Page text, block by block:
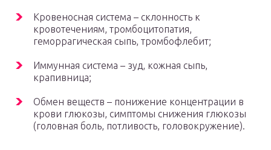
Кровеносная система – склонность к
кровотечениям, тромбоцитопатия,
геморрагическая сыпь, тромбофлебит;
Иммунная система – зуд, кожная сыпь,
крапивница;
Обмен веществ – понижение концентрации в
крови глюкозы, симптомы снижения глюкозы
(головная боль, потливость, головокружение).